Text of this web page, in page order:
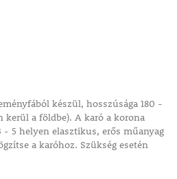
készül, hosszúsága 180 -
a földbe). A karó a korona
- 5 helyen elasztikus, erős műanyag
a karóhoz. Szükség esetén